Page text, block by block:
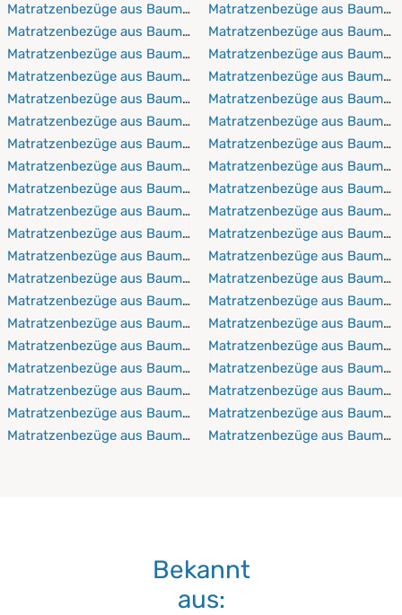
Matratzenbezüge aus Baumwolle 90x200 cm
Matratzenbezüge aus Baumwolle 90x210 cm
Matratzenbezüge aus Baumwolle 90x220 cm
Matratzenbezüge aus Baumwolle 100x190 cm
Matratzenbezüge aus Baumwolle 100x200 cm
Matratzenbezüge aus Baumwolle 100x210 cm
Matratzenbezüge aus Baumwolle 100x220 cm
Matratzenbezüge aus Baumwolle 110x190 cm
Matratzenbezüge aus Baumwolle 110x200 cm
Matratzenbezüge aus Baumwolle 110x210 cm
Matratzenbezüge aus Baumwolle 110x220 cm
Matratzenbezüge aus Baumwolle 120x190 cm
Matratzenbezüge aus Baumwolle 120x200 cm
Matratzenbezüge aus Baumwolle 120x210 cm
Matratzenbezüge aus Baumwolle 120x220 cm
Matratzenbezüge aus Baumwolle 130x190 cm
Matratzenbezüge aus Baumwolle 130x200 cm
Matratzenbezüge aus Baumwolle 130x210 cm
Matratzenbezüge aus Baumwolle 130x220 cm
Matratzenbezüge aus Baumwolle 140x190 cm
Matratzenbezüge aus
Matratzenbezüge aus
Matratzenbezüge aus
Matratzenbezüge aus
Matratzenbezüge aus
Matratzenbezüge aus
Matratzenbezüge aus
Matratzenbezüge aus
Matratzenbezüge aus
Matratzenbezüge aus
Matratzenbezüge aus
Matratzenbezüge aus
Matratzenbezüge aus
Matratzenbezüge aus
Matratzenbezüge aus
Matratzenbezüge aus
Matratzenbezüge aus
Matratzenbezüge aus
Matratzenbezüge aus
Matratzenbezüge aus
Bekannt
aus: